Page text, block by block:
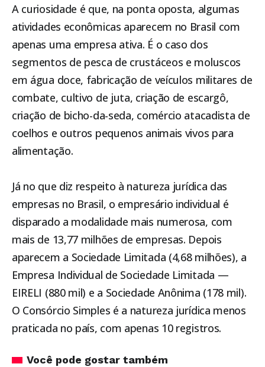
A curiosidade é que, na ponta oposta, algumas
atividades econômicas aparecem no Brasil com
apenas uma empresa ativa. É o caso dos
segmentos de pesca de crustáceos e moluscos
em água doce, fabricação de veículos militares de
combate, cultivo de juta, criação de escargô,
criação de bicho-da-seda, comércio atacadista de
coelhos e outros pequenos animais vivos para
alimentação.
Já no que diz respeito à natureza jurídica das
empresas no Brasil, o empresário individual é
disparado a modalidade mais numerosa, com
mais de 13,77 milhões de empresas. Depois
aparecem a Sociedade Limitada (4,68 milhões), a
Empresa Individual de Sociedade Limitada —
EIRELI (880 mil) e a Sociedade Anônima (178 mil).
O Consórcio Simples é a natureza jurídica menos
praticada no país, com apenas 10 registros.
Você pode gostar também